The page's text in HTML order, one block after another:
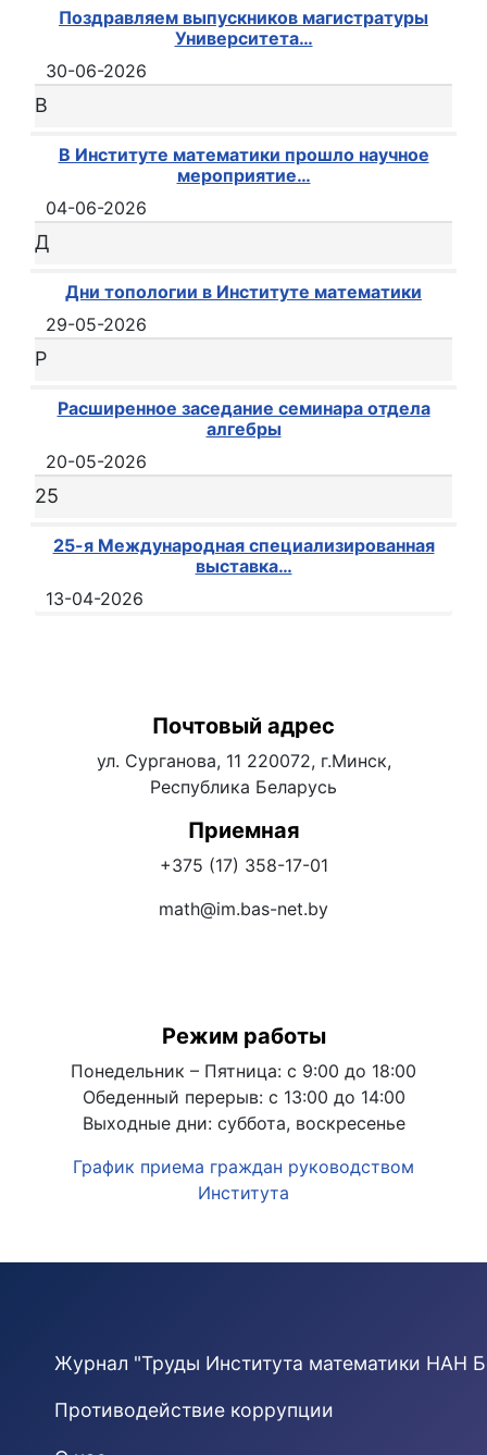
Поздравляем выпускников магистратуры
Университета…
30-06-2026
В
В Институте математики прошло научное
мероприятие…
04-06-2026
Д
Дни топологии в Институте математики
29-05-2026
Р
Расширенное заседание семинара отдела
алгебры
20-05-2026
25
25-я Международная специализированная
выставка…
13-04-2026
Почтовый адрес
ул. Сурганова, 11 220072, г.Минск,
Республика Беларусь
Приемная
+375 (17) 358-17-01
math@im.bas-net.by
Режим работы
Понедельник – Пятница: с 9:00 до 18:00
Обеденный перерыв: с 13:00 до 14:00
Выходные дни: суббота, воскресенье
График приема граждан руководством
Института
Журнал "Труды Института математики НАН
Противодействие коррупции